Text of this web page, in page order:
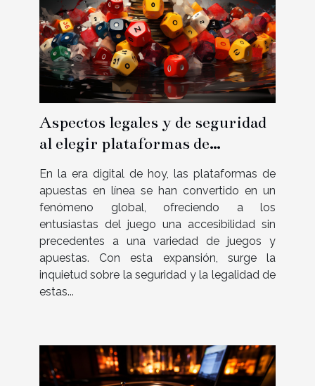
Aspectos legales y de seguridad
al elegir plataformas de
apuestas en línea fuera de la
regulación oficial
En la era digital de hoy, las plataformas de
apuestas en línea se han convertido en un
fenómeno global, ofreciendo a los
entusiastas del juego una accesibilidad sin
precedentes a una variedad de juegos y
apuestas. Con esta expansión, surge la
inquietud sobre la seguridad y la legalidad de
estas...